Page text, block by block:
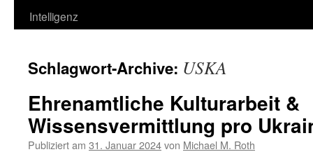
Intelligenz
Schlagwort-Archive: USKA
Ehrenamtliche Kulturarbeit &
Wissensvermittlung pro
Publiziert am 31. Januar 2024von Michael M. Roth